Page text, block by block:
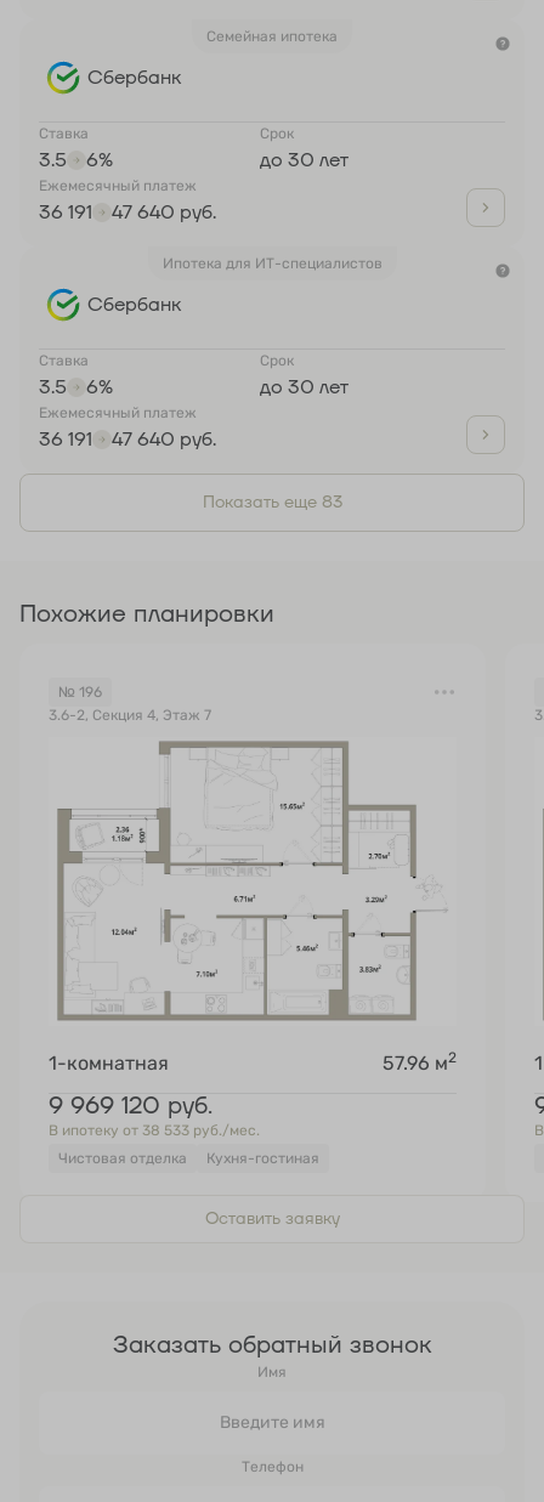
Семейная ипотека
Сбербанк
Ставка
3.5 6%
Срок
до 30 лет
Ежемесячный платеж
36 191 47 640 руб.
Ипотека для ИТ-специалистов
Сбербанк
Ставка
3.5 6%
Срок
до 30 лет
Ежемесячный платеж
36 191 47 640 руб.
Показать еще 83
Похожие планировки
№ 196
3.6-2, Секция 4, Этаж 7
1-комнатная 57.96 м2
9 969 120 руб.
В ипотеку от 38 533 руб./мес.
Чистовая отделка
Кухня-гостиная
Оставить заявку
Заказать обратный звонок
Имя
Телефон